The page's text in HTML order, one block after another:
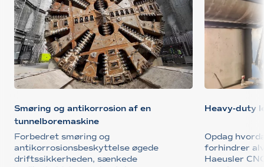
Smøring og antikorrosion af en
tunnelboremaskine
Forbedret smøring og
antikorrosionsbeskyttelse øgede
driftssikkerheden, sænkede
Heavy-duty
Opdag
forhindrer
Haeusler